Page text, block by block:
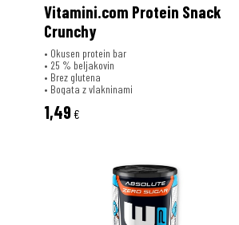
Vitamini.com Protein Snack
Crunchy
• Okusen protein bar
• 25 % beljakovin
• Brez glutena
• Bogata z vlakninami
1,49€